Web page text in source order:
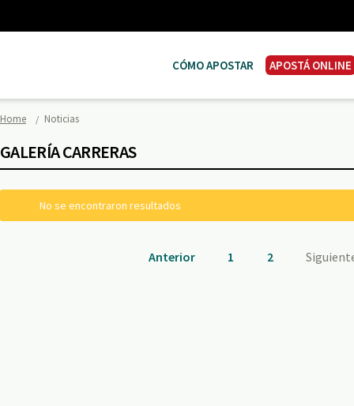
CÓMO APOSTAR APOSTÁ ONLINE
Home Noticias
GALERÍA CARRERAS
No se encontraron resultados
Anterior 1 2